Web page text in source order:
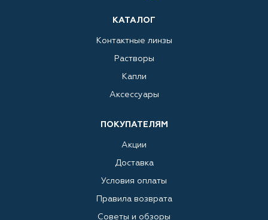
КАТАЛОГ
Контактные линзы
Растворы
Капли
Аксессуары
ПОКУПАТЕЛЯМ
Акции
Доставка
Условия оплаты
Правила возврата
Советы и обзоры